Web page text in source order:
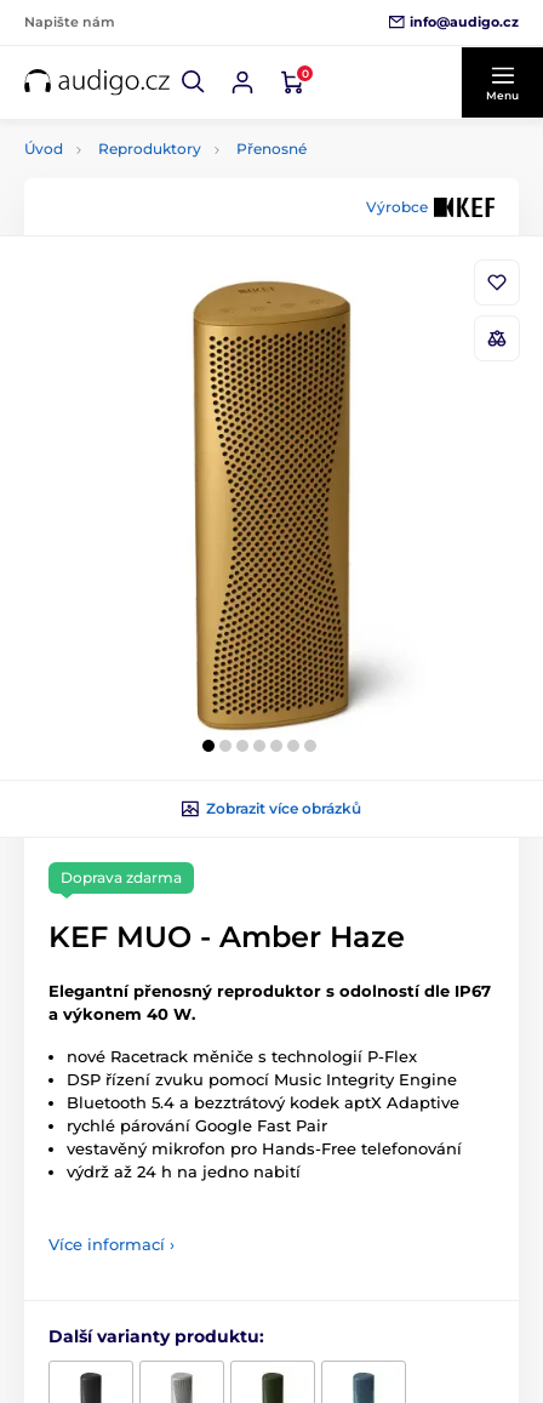
Napište nám info@audigo.cz
0
Menu
Úvod Reproduktory Přenosné
Výrobce
Zobrazit více obrázků
Doprava zdarma
KEF MUO - Amber Haze
Elegantní přenosný reproduktor s odolností dle IP67
a výkonem 40 W.
nové Racetrack měniče s technologií P-Flex
DSP řízení zvuku pomocí Music Integrity Engine
Bluetooth 5.4 a bezztrátový kodek aptX Adaptive
rychlé párování Google Fast Pair
vestavěný mikrofon pro Hands-Free telefonování
výdrž až 24 h na jedno nabití
Více informací ›
Další varianty produktu: